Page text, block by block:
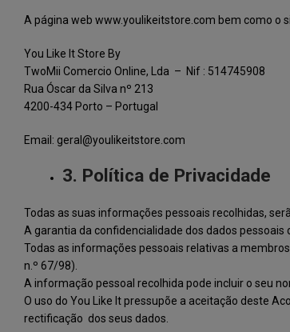
A página web www.youlikeitstore.com bem como o
You Like It Store By
TwoMii Comercio Online, Lda – Nif : 514745908
Rua Óscar da Silva nº 213
4200-434 Porto – Portugal
Email: geral@youlikeitstore.com
3. Política de Privacidade
Todas as suas informações pessoais recolhidas,
A garantia da confidencialidade dos dados
Todas as informações pessoais relativas a
n.º 67/98).
A informação pessoal recolhida pode incluir o seu
O uso do You Like It pressupõe a aceitação deste
rectificação dos seus dados.